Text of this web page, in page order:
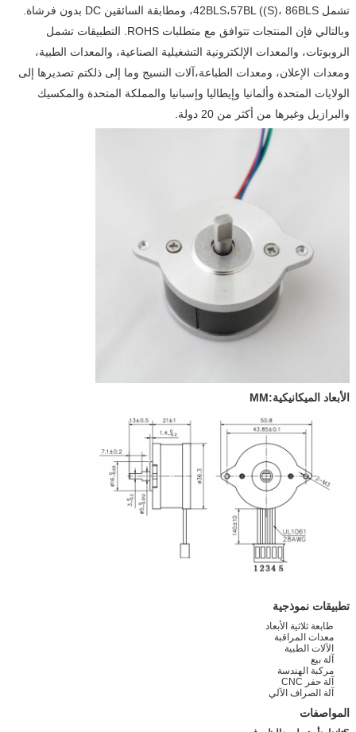
تشمل 42BLS،57BL ((S)، 86BLS، ومطابقة السائقين DC بدون فرشاة.
وبالتالي فإن المنتجات تتوافق مع متطلبات ROHS. التطبيقات تشمل
الروبوتات، والمعدات الإلكترونية التشغيلية الصناعية، والمعدات الطبية،
ومعدات الإعلان، ومعدات الطباعة،آلات النسيج وما إلى ذلكتم تصديرها إلى
الولايات المتحدة وألمانيا وإيطاليا وإسبانيا والمملكة المتحدة والمكسيك
والبرازيل وغيرها من أكثر من 20 دولة.
الأبعاد الميكانيكية:MM
تطبيقات نموذجية
طابعة ثلاثية الأبعاد
معدات المراقبة
الآلات الطبية
آلة بيع
مركبة الهندسة
آلة حفر CNC
آلة الصراف الآلي
المواصفات